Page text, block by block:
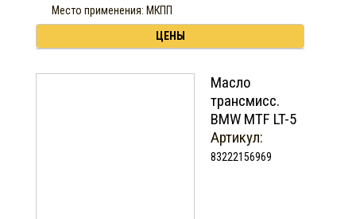
Место применения: МКПП
ЦЕНЫ
Масло
трансмисс.
BMW MTF LT-5
Артикул:
83222156969